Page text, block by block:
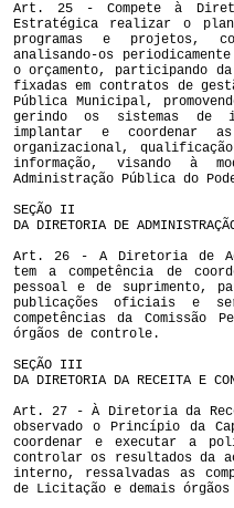
Art. 25 - Compete à
Estratégica realizar o
programas e projetos,
analisando-os
o orçamento, participando
fixadas em contratos de
Pública Municipal,
gerindo os sistemas de
implantar e coordenar
organizacional,
informação, visando à
Administração Pública do
SEÇÃO II
DA DIRETORIA DE
Art. 26 - A Diretoria de
tem a competência de
pessoal e de suprimento,
publicações oficiais e
competências da Comissão
órgãos de controle.
SEÇÃO III
DA DIRETORIA DA RECEITA E
Art. 27 - À Diretoria da
observado o Princípio da
coordenar e executar a
controlar os resultados da
interno, ressalvadas as
de Licitação e demais